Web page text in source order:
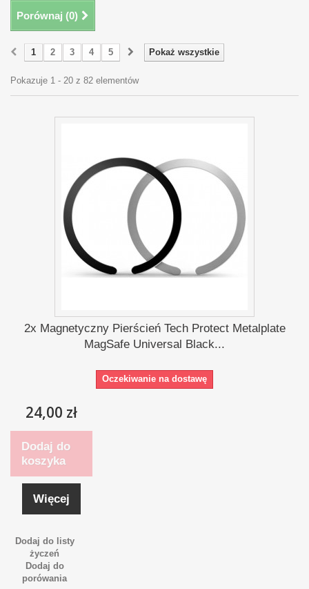
Porównaj (0)
Pokaż wszystkie
1 2 3 4 5
Pokazuje 1 - 20 z 82 elementów
2x Magnetyczny Pierścień Tech Protect Metalplate
MagSafe Universal Black...
Oczekiwanie na dostawę
24,00 zł
Dodaj do
koszyka
Więcej
Dodaj do listy
życzeń
Dodaj do
porówania